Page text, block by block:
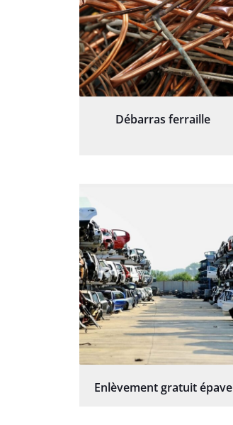
Débarras ferraille
Enlèvement gratuit épave